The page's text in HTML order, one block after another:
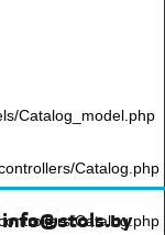
Catalog_model.php
Catalog.php
Catalog.php